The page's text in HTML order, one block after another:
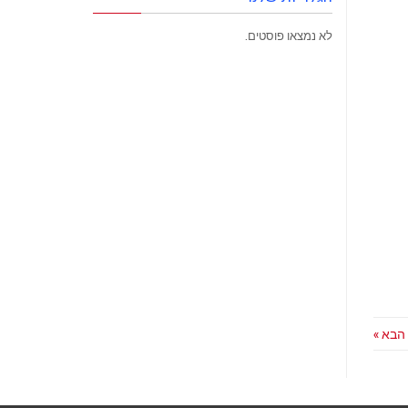
הבא »
לא נמצאו פוסטים.